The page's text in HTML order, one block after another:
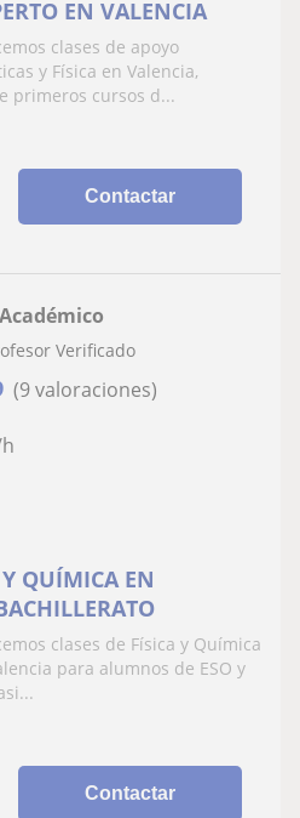
EN VALENCIA
clases de apoyo
y Física en Valencia,
primeros cursos d...
Contactar
Verificado
(9 valoraciones)
Y QUÍMICA EN
clases de Física y Química
para alumnos de ESO y
Contactar